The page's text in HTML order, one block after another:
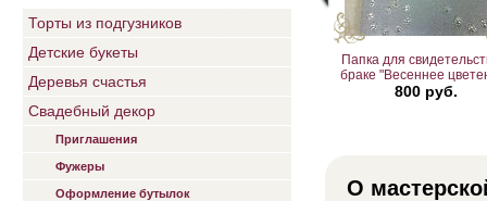
Торты из подгузников
Детские букеты
Деревья счастья
Свадебный декор
Приглашения
Фужеры
Оформление бутылок
2
200 руб.
Папка для
браке "Весеннее
800 руб.
О